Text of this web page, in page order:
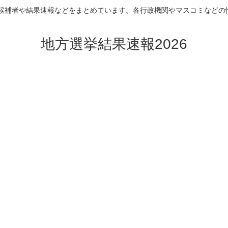
補者や結果速報などをまとめています。各行政機関やマスコミなどの
地方選挙結果速報2026